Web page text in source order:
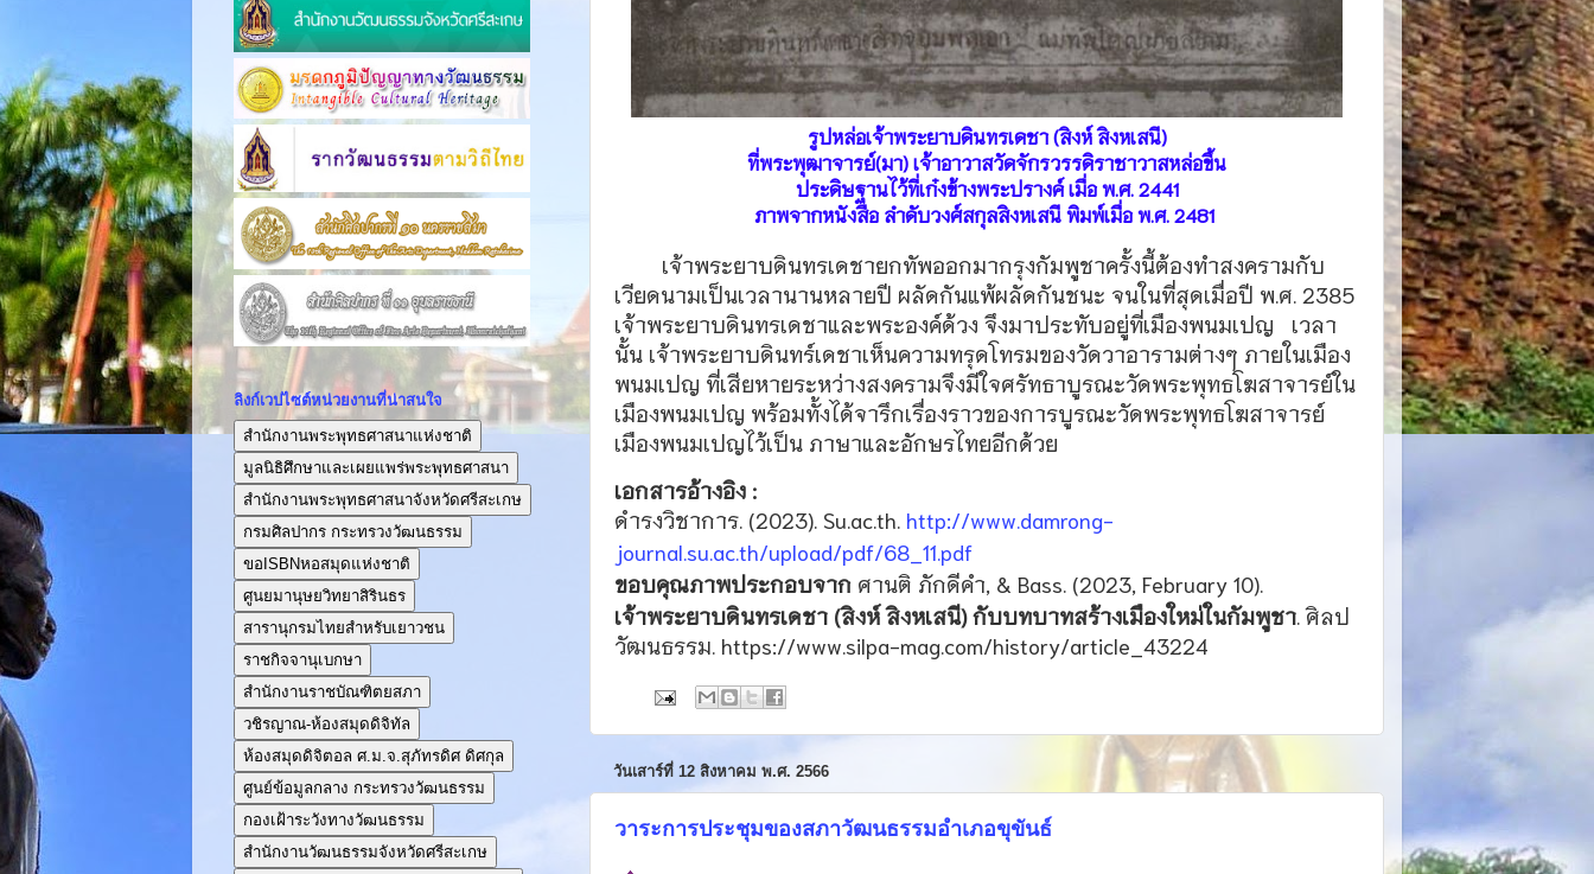
รูปหล่อเจ้าพระยาบดินทรเดชา (สิงห์ สิงหเสนี)
ที่พระพุฒาจารย์(มา) เจ้าอาวาสวัดจักรวรรดิราชาวาสหล่อขึ้น
ประดิษฐานไว้ที่เก๋งข้างพระปรางค์ เมื่อ พ.ศ. 2441
ภาพจากหนังสือ ลำดับวงศ์สกุลสิงหเสนี พิมพ์เมื่อ พ.ศ. 2481
เจ้าพระยาบดินทรเดชายกทัพออกมากรุงกัมพูชาครั้งนี้ต้องทำสงครามกับ
เวียดนามเป็นเวลานานหลายปี ผลัดกันแพ้ผลัดกันชนะ จนในที่สุดเมื่อปี พ.ศ. 2385
เจ้าพระยาบดินทรเดชาและพระองค์ด้วง จึงมาประทับอยู่ที่เมืองพนมเปญ เวลา
นั้น เจ้าพระยาบดินทร์เดชาเห็นความทรุดโทรมของวัดวาอารามต่างๆ ภายในเมือง
พนมเปญ ที่เสียหายระหว่างสงครามจึงมีใจศรัทธาบูรณะวัดพระพุทธโฆสาจารย์ใน
เมืองพนมเปญ พร้อมทั้งได้จารึกเรื่องราวของการบูรณะวัดพระพุทธโฆสาจารย์
เมืองพนมเปญไว้เป็น ภาษาและอักษรไทยอีกด้วย
เอกสารอ้างอิง :
ดำรงวิชาการ. (2023). Su.ac.th. http://www.damrong-
journal.su.ac.th/upload/pdf/68_11.pdf
ขอบคุณภาพประกอบจาก ศานติ ภักดีคำ, & Bass. (2023, February 10).
เจ้าพระยาบดินทรเดชา (สิงห์ สิงหเสนี) กับบทบาทสร้างเมืองใหม่ในกัมพูชา. ศิลป
วัฒนธรรม. https://www.silpa-mag.com/history/article_43224
วันเสาร์ที่ 12 สิงหาคม พ.ศ. 2566
วาระการประชุมของสภาวัฒนธรรมอำเภอขุขันธ์
ลิงก์เวปไซต์หน่วยงานที่น่าสนใจ
สำนักงานพระพุทธศาสนาแห่งชาติ
มูลนิธิศึกษาและเผยแพร่พระพุทธศาสนา
สำนักงานพระพุทธศาสนาจังหวัดศรีสะเกษ
กรมศิลปากร กระทรวงวัฒนธรรม
ขอISBNหอสมุดแห่งชาติ
ศูนยมานุษยวิทยาสิรินธร
สารานุกรมไทยสำหรับเยาวชน
ราชกิจจานุเบกษา
สำนักงานราชบัณฑิตยสภา
วชิรญาณ-ห้องสมุดดิจิทัล
ห้องสมุดดิจิตอล ศ.ม.จ.สุภัทรดิศ ดิศกุล
ศูนย์ข้อมูลกลาง กระทรวงวัฒนธรรม
กองเฝ้าระวังทางวัฒนธรรม
สำนักงานวัฒนธรรมจังหวัดศรีสะเกษ